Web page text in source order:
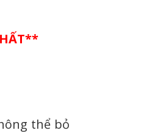
thể bỏ